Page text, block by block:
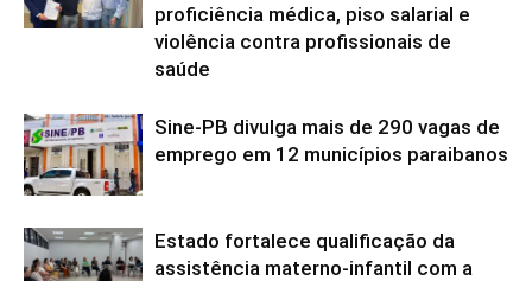
proficiência médica, piso salarial e
violência contra profissionais de
saúde
Sine-PB divulga mais de 290 vagas de
emprego em 12 municípios paraibanos
Estado fortalece qualificação da
assistência materno-infantil com a